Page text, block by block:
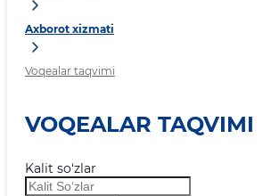
Axborot xizmati
Voqealar taqvimi
VOQEALAR TAQVIMI
Kalit so‘zlar